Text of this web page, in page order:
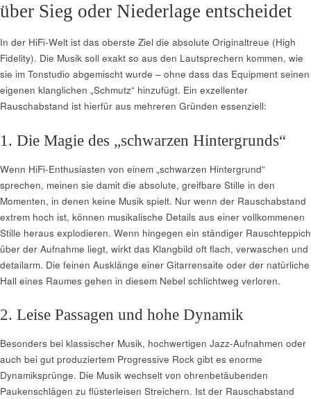
über Sieg oder Niederlage entscheidet
In der HiFi-Welt ist das oberste Ziel die absolute Originaltreue (High
Fidelity). Die Musik soll exakt so aus den Lautsprechern kommen, wie
sie im Tonstudio abgemischt wurde – ohne dass das Equipment seinen
eigenen klanglichen „Schmutz“ hinzufügt. Ein exzellenter
Rauschabstand ist hierfür aus mehreren Gründen essenziell:
1. Die Magie des „schwarzen Hintergrunds“
Wenn HiFi-Enthusiasten von einem „schwarzen Hintergrund“
sprechen, meinen sie damit die absolute, greifbare Stille in den
Momenten, in denen keine Musik spielt. Nur wenn der Rauschabstand
extrem hoch ist, können musikalische Details aus einer vollkommenen
Stille heraus explodieren. Wenn hingegen ein ständiger Rauschteppich
über der Aufnahme liegt, wirkt das Klangbild oft flach, verwaschen und
detailarm. Die feinen Ausklänge einer Gitarrensaite oder der natürliche
Hall eines Raumes gehen in diesem Nebel schlichtweg verloren.
2. Leise Passagen und hohe Dynamik
Besonders bei klassischer Musik, hochwertigen Jazz-Aufnahmen oder
auch bei gut produziertem Progressive Rock gibt es enorme
Dynamiksprünge. Die Musik wechselt von ohrenbetäubenden
Paukenschlägen zu flüsterleisen Streichern. Ist der Rauschabstand